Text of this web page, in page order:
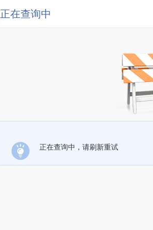
正在查询中
正在查询中，请刷新重试